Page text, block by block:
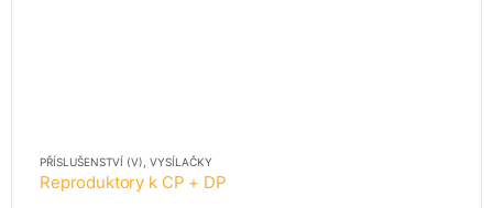
PŘÍSLUŠENSTVÍ (V) VYSÍLAČKY
Reproduktory k CP + DP